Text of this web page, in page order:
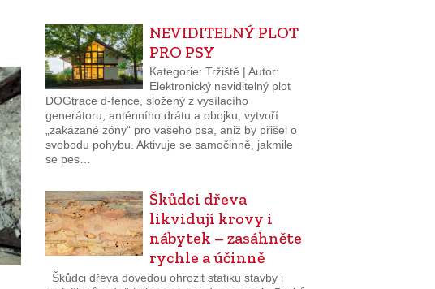
NEVIDITELNÝ PLOT
PRO PSY
Kategorie: Tržiště | Autor:
Elektronický neviditelný plot
DOGtrace d-fence, složený z vysílacího
generátoru, anténního drátu a obojku, vytvoří
„zakázané zóny“ pro vašeho psa, aniž by přišel o
svobodu pohybu. Aktivuje se samočinně, jakmile
se pes…
Škůdci dřeva
likvidují krovy i
nábytek – zasáhněte
rychle a účinně
Škůdci dřeva dovedou ohrozit statiku stavby i